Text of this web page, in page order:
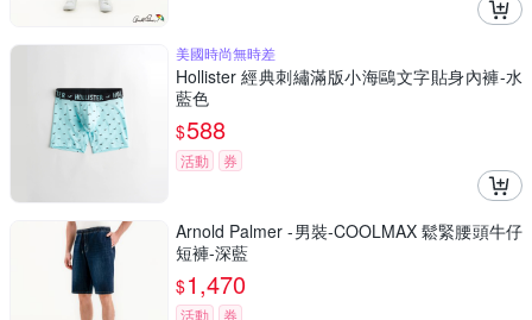
美國時尚無時差
Hollister 經典刺繡滿版小海鷗文字貼身內褲-水
藍色
$588
活動 券
Arnold Palmer -男裝-COOLMAX 鬆緊腰頭牛仔
短褲-深藍
$1,470
活動 券